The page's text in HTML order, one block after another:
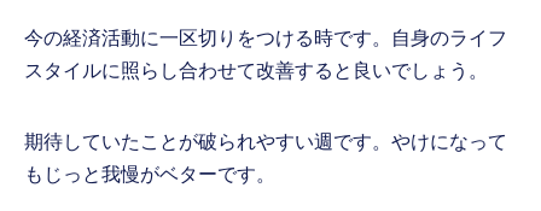
今の経済活動に一区切りをつける時です。自身のライフ
スタイルに照らし合わせて改善すると良いでしょう。
期待していたことが破られやすい週です。やけになって
もじっと我慢がベターです。